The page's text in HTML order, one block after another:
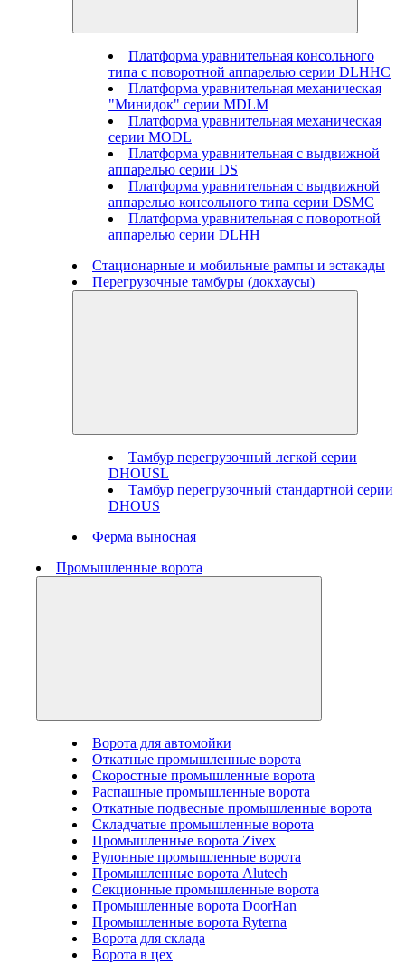
Платформа уравнительная консольного
типа с поворотной аппарелью серии DLHHC
Платформа уравнительная механическая
"Минидок" серии MDLM
Платформа уравнительная механическая
серии MODL
Платформа уравнительная с выдвижной
аппарелью серии DS
Платформа уравнительная с выдвижной
аппарелью консольного типа серии DSMC
Платформа уравнительная с поворотной
аппарелью серии DLHH
Стационарные и мобильные рампы и эстакады
Перегрузочные тамбуры (докхаусы)
Тамбур перегрузочный легкой серии
DHOUSL
Тамбур перегрузочный стандартной серии
DHOUS
Ферма выносная
Промышленные ворота
Ворота для автомойки
Откатные промышленные ворота
Скоростные промышленные ворота
Распашные промышленные ворота
Откатные подвесные промышленные ворота
Складчатые промышленные ворота
Промышленные ворота Zivex
Рулонные промышленные ворота
Промышленные ворота Alutech
Секционные промышленные ворота
Промышленные ворота DoorHan
Промышленные ворота Ryterna
Ворота для склада
Ворота в цех